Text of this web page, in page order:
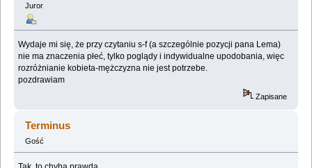
Juror
Wydaje mi się, że przy czytaniu s-f (a szczególnie pozycji pana Lema)
nie ma znaczenia płeć, tylko poglądy i indywidualne upodobania, więc
rozróżnianie kobieta-mężczyzna nie jest potrzebe.
pozdrawiam
Zapisane
Terminus
Gość